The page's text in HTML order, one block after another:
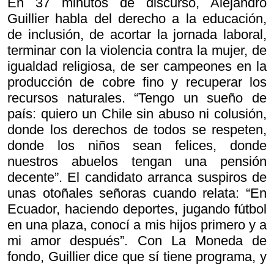
Guillier habla del derecho a la educación,
de inclusión, de acortar la jornada laboral,
terminar con la violencia contra la mujer, de
igualdad religiosa, de ser campeones en la
producción de cobre fino y recuperar los
recursos naturales. “Tengo un sueño de
país: quiero un Chile sin abuso ni colusión,
donde los derechos de todos se respeten,
donde los niños sean felices, donde
nuestros abuelos tengan una pensión
decente”. El candidato arranca suspiros de
unas otoñales señoras cuando relata: “En
Ecuador, haciendo deportes, jugando fútbol
en una plaza, conocí a mis hijos primero y a
mi amor después”. Con La Moneda de
fondo, Guillier dice que sí tiene programa, y